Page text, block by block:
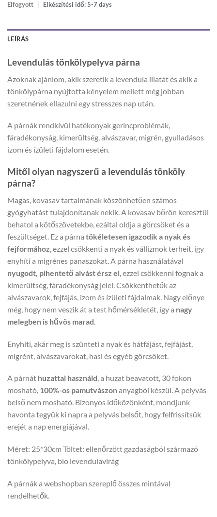
Elfogyott Elkészítési idő: 5-7 days
LEÍRÁS
Levendulás tönkölypelyva párna
Azoknak ajánlom, akik szeretik a levendula illatát és akik a
tönkölypárna nyújtotta kényelem mellett még jobban
szeretnének ellazulni egy stresszes nap után.
A párnák rendkívül hatékonyak gerincproblémák,
fáradékonyság, kimerültség, alvászavar, migrén, gyulladásos
izom és ízületi fájdalom esetén.
Mitől olyan nagyszerű a levendulás tönköly
párna?
Magas, kovasav tartalmának köszönhetően számos
gyógyhatást tulajdonítanak nekik. A kovasav bőrön keresztül
behatol a kötőszövetekbe, ezáltal oldja a görcsöket és a
feszültséget. Ez a párna tökéletesen igazodik a nyak és
fejformához , ezzel csökkenti a nyak és vállizmok terheit, így
enyhíti a migrénes panaszokat. A párna használatával
nyugodt, pihentető alvást érsz el , ezzel csökkenni fognak a
kimerültség, fáradékonyság jelei. Csökkenthetők az
alvászavarok, fejfájás, izom és ízületi fájdalmak. Nagy előnye
még, hogy nem veszik át a test hőmérsékletét, így a nagy
melegben is hűvös marad
Enyhíti, akár meg is szünteti a nyak és hátfájást, fejfájást,
migrént, alvászavarokat, hasi és egyéb görcsöket.
A párnát huzattal használd, a huzat beavatott, 30 fokon
mosható, 100%-os pamutvászonanyagból készül. A pelyvás
belső nem mosható. Bizonyos időközönként, mondjunk
havonta tegyük ki napra a pelyvás belsőt, hogy felfrissítsük
erejét a nap energiájával.
Méret: 25*30cm Töltet: ellenőrzött gazdaságból származó
tönkölypelyva, bio levendulavirág
A párnák a webshopban szereplő összes mintával
rendelhetők.